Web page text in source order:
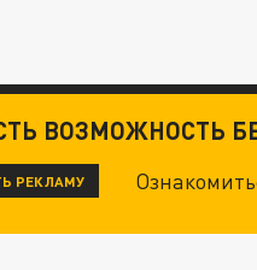
ВОЗМОЖНОСТЬ
РЕКЛАМУ